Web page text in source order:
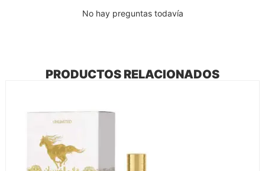
No hay preguntas todavía
PRODUCTOS RELACIONADOS